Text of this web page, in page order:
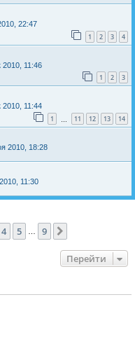
22:47
1 2 3 4
2010, 11:46
1 2 3
2010, 11:44
1 11 12 13 14
2010, 18:28
11:30
из
4 5 9
Перейти